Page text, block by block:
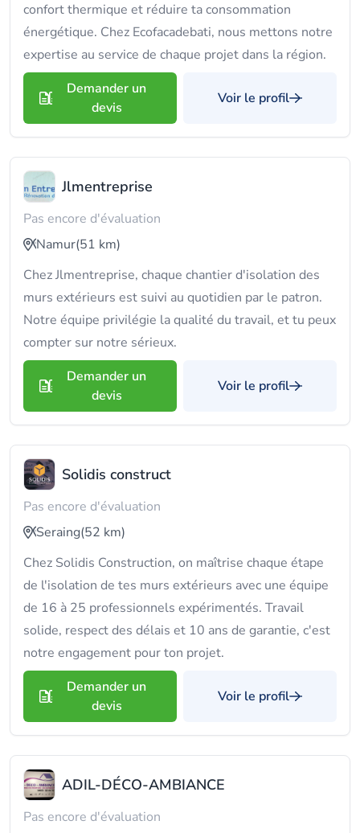
confort thermique et réduire ta consommation
énergétique. Chez Ecofacadebati, nous mettons notre
expertise au service de chaque projet dans la région.
Demander un
devis
Voir le profil
Jlmentreprise
Pas encore d'évaluation
Namur(51 km)
Chez Jlmentreprise, chaque chantier d'isolation des
murs extérieurs est suivi au quotidien par le patron.
Notre équipe privilégie la qualité du travail, et tu peux
compter sur notre sérieux.
Demander un
devis
Voir le profil
Solidis construct
Pas encore d'évaluation
Seraing(52 km)
Chez Solidis Construction, on maîtrise chaque étape
de l'isolation de tes murs extérieurs avec une équipe
de 16 à 25 professionnels expérimentés. Travail
solide, respect des délais et 10 ans de garantie, c'est
notre engagement pour ton projet.
Demander un
devis
Voir le profil
ADIL-DÉCO-AMBIANCE
Pas encore d'évaluation